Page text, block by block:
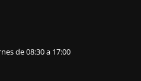
de 08:30 a 17:00